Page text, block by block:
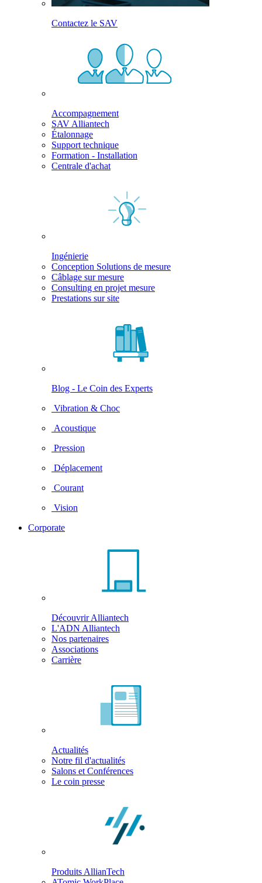
Contactez le SAV
Accompagnement
SAV Alliantech
Étalonnage
Support technique
Formation - Installation
Centrale d'achat
Ingénierie
Conception Solutions de mesure
Câblage sur mesure
Consulting en projet mesure
Prestations sur site
Blog - Le Coin des Experts
Vibration & Choc
Acoustique
Pression
Déplacement
Courant
Vision
Corporate
Découvrir Alliantech
L'ADN Alliantech
Nos partenaires
Associations
Carrière
Actualités
Notre fil d'actualités
Salons et Conférences
Le coin presse
Produits AllianTech